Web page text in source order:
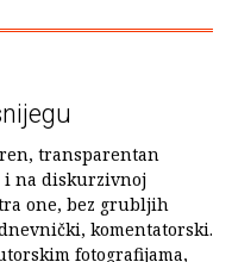
transparentan
i na diskurzivnoj
one, bez grubljih
komentatorski.
fotografijama,